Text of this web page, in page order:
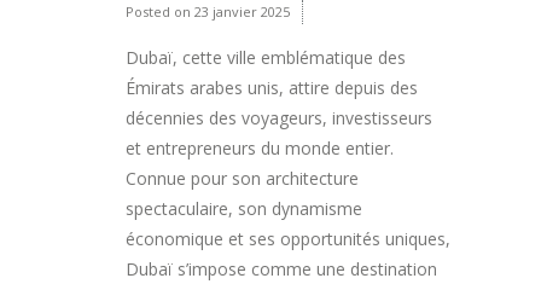
Posted on 23 janvier 2025
Dubaï, cette ville emblématique des
Émirats arabes unis, attire depuis des
décennies des voyageurs, investisseurs
et entrepreneurs du monde entier.
Connue pour son architecture
spectaculaire, son dynamisme
économique et ses opportunités uniques,
Dubaï s’impose comme une destination